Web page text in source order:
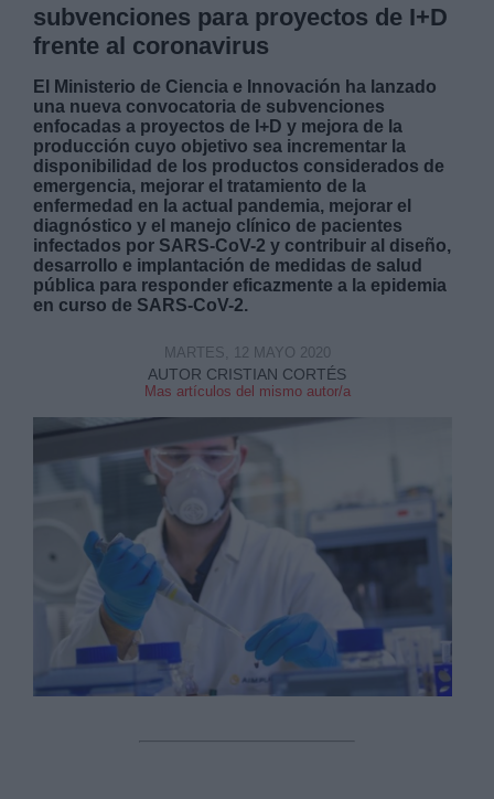
subvenciones para proyectos de I+D
frente al coronavirus
El Ministerio de Ciencia e Innovación ha lanzado
una nueva convocatoria de subvenciones
enfocadas a proyectos de I+D y mejora de la
producción cuyo objetivo sea incrementar la
disponibilidad de los productos considerados de
emergencia, mejorar el tratamiento de la
enfermedad en la actual pandemia, mejorar el
diagnóstico y el manejo clínico de pacientes
infectados por SARS-CoV-2 y contribuir al diseño,
desarrollo e implantación de medidas de salud
pública para responder eficazmente a la epidemia
en curso de SARS-CoV-2.
AUTOR CRISTIAN CORTÉS
Mas artículos del mismo autor/a
MARTES, 12 MAYO 2020